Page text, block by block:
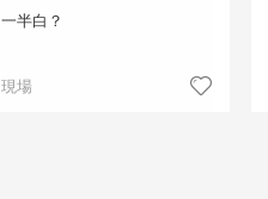
一半白？
現場